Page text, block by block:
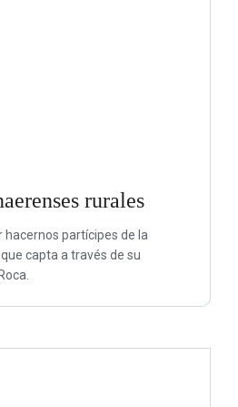
rurales
hacernos partícipes de la
capta a través de su